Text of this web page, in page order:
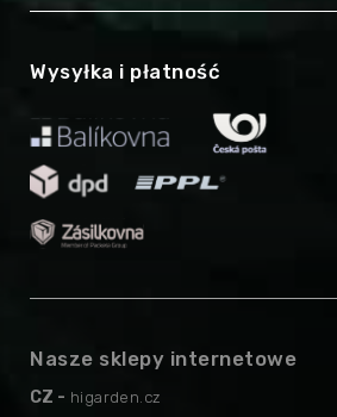
Wysyłka i płatność
Nasze sklepy internetowe
CZ - higarden.cz